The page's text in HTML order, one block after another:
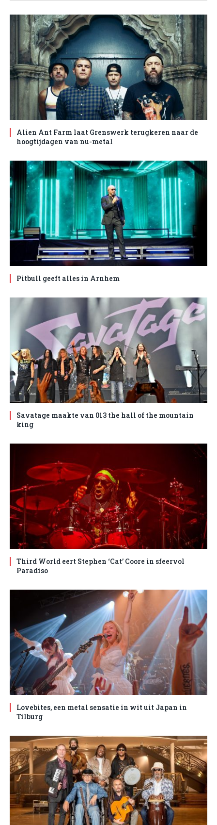
Alien Ant Farm laat Grenswerk terugkeren naar de
hoogtijdagen van nu-metal
Pitbull geeft alles in Arnhem
Savatage maakte van 013 the hall of the mountain
king
Third World eert Stephen ‘Cat’ Coore in sfeervol
Paradiso
Lovebites, een metal sensatie in wit uit Japan in
Tilburg